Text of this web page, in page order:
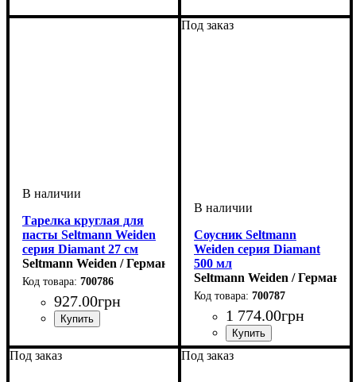
Тарелка круглая для
пасты Seltmann Weiden
серия Diamant 27 см
Seltmann Weiden / Германия
700786
927.00грн
Под заказ
Соусник Seltmann
Weiden серия Diamant
500 мл
Seltmann Weiden / Германия
700787
1 774.00грн
Под заказ Под заказ